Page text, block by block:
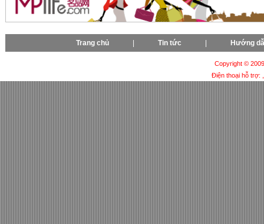
Trang chủ Tin tức Hướng
Copyright ©
Điện thoại hỗ trợ: